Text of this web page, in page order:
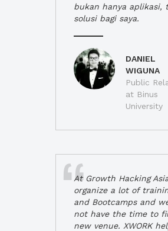
bukan hanya aplikasi,
solusi bagi saya.
DANIEL
WIGUNA
Public
at Binus
University
At Growth Hacking
organize a lot of
and Bootcamps and
not have the time to
new venue. XWORK